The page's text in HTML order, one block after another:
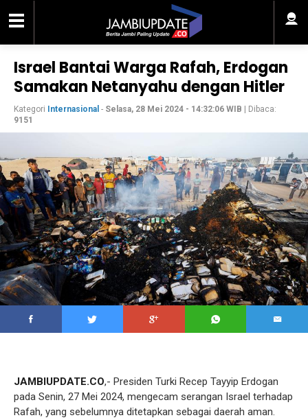
Israel Bantai Warga Rafah, Erdogan
Samakan Netanyahu dengan Hitler
Kategori Internasional - Selasa, 28 Mei 2024 - 14:32:06 WIB | Dibaca:
9151
JAMBIUPDATE.CO,- Presiden Turki Recep Tayyip Erdogan
pada Senin, 27 Mei 2024, mengecam serangan Israel terhadap
Rafah, yang sebelumnya ditetapkan sebagai daerah aman.